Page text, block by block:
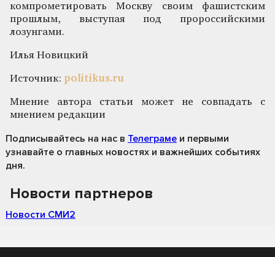
компрометировать Москву своим фашистским
прошлым, выступая под пророссийскими
лозунгами.
Илья Новицкий
Источник: politikus.ru
Мнение автора статьи может не совпадать с
мнением редакции
Подписывайтесь на нас в Телеграме и первыми
узнавайте о главных новостях и важнейших событиях
дня.
Новости партнеров
Новости СМИ2